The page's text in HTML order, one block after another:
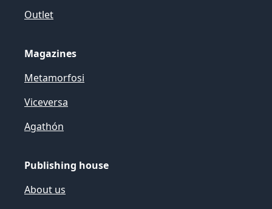
Outlet
Magazines
Metamorfosi
Viceversa
Agathón
Publishing house
About us